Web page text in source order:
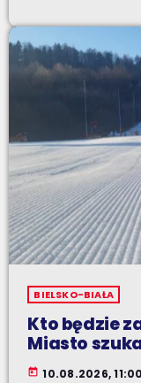
BIELSKO-BIAŁA
Kto będzie
Miasto
today 10.08.2026, 11:00